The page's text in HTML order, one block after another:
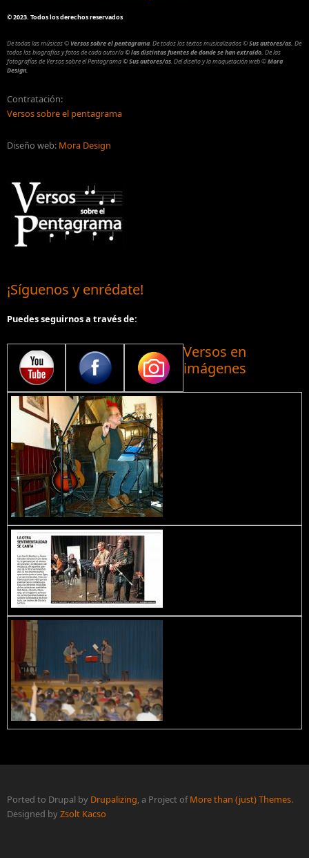
©2023. Todos los derechos reservados
De todas las músicas© Versos sobre el pentagrama. De todos los textos musicalizados©Sus autores/as. De
todos las biografías y fotos de cada autor/a© las distintas fuentes de donde se han extraído. De las
fotografías de Versos sobre el Pentagrama© Sus autores/as. Del diseño y la maquetación web©Mora
Design.
Contratación:
Versos sobre el pentagrama
Diseño web: Mora Design
¡Síguenos y enrédate!
Puedes seguirnos a través de:
Versos en
imágenes
Ported to Drupal by Drupalizing, a Project ofMore than (just) Themes.
Designed byZsolt Kacso